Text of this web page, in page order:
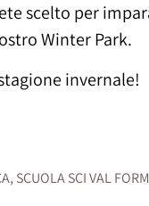
scelto per
Winter Park.
invernale!
, SCUOLA SCI VAL